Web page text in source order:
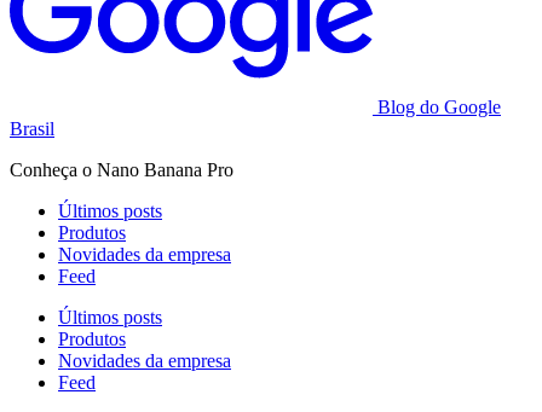
Blog do Google
Brasil
Conheça o Nano Banana Pro
Últimos posts
Produtos
Novidades da empresa
Feed
Últimos posts
Produtos
Novidades da empresa
Feed